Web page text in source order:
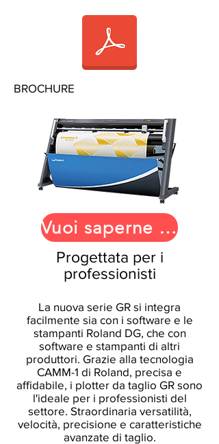
BROCHURE
Vuoi saperne di più?
Progettata per i
professionisti
La nuova serie GR si integra
facilmente sia con i software e le
stampanti Roland DG, che con
software e stampanti di altri
produttori. Grazie alla tecnologia
CAMM-1 di Roland, precisa e
affidabile, i plotter da taglio GR sono
l'ideale per i professionisti del
settore. Straordinaria versatilità,
velocità, precisione e caratteristiche
avanzate di taglio.